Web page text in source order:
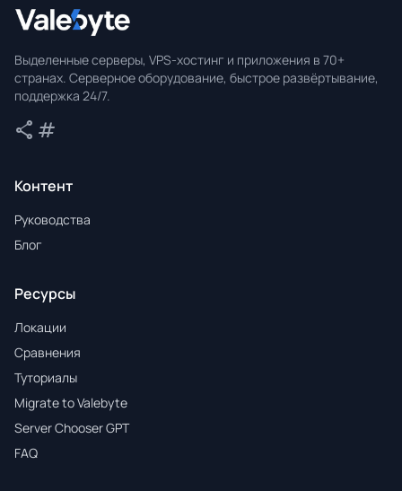
Выделенные серверы, VPS-хостинг и приложения в 70+
странах. Серверное оборудование, быстрое развёртывание,
поддержка 24/7.
share Поделиться
tag
Контент
Руководства
Блог
Ресурсы
Локации
Сравнения
Туториалы
Migrate to Valebyte
Server Chooser GPT
FAQ